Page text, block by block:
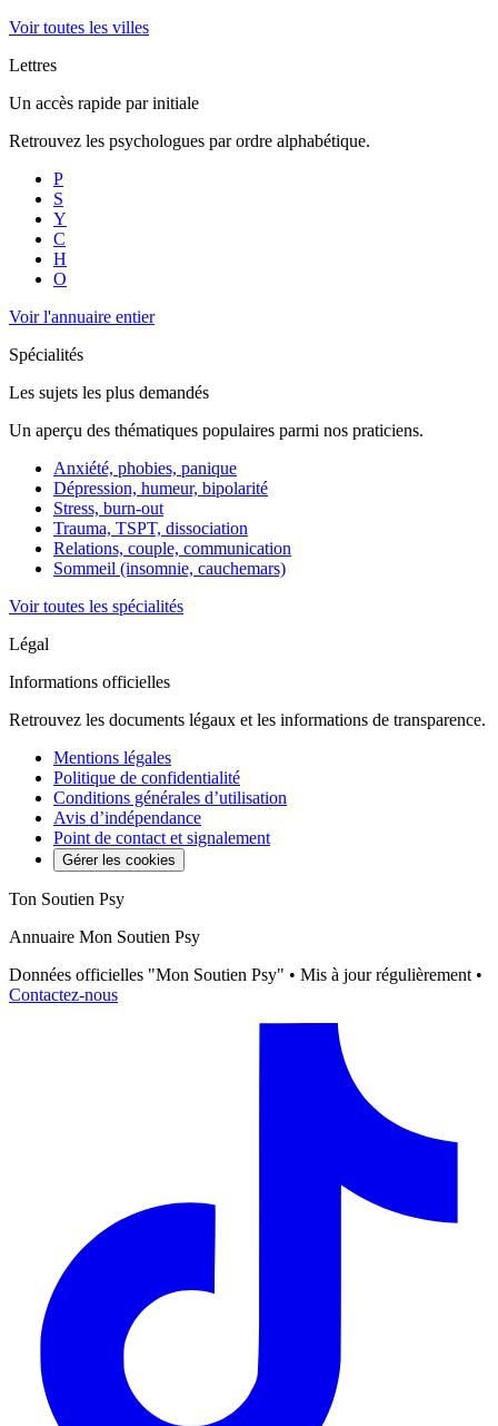
Voir toutes les villes
Lettres
Un accès rapide par initiale
Retrouvez les psychologues par ordre alphabétique.
P
S
Y
C
H
O
Voir l'annuaire entier
Spécialités
Les sujets les plus demandés
Un aperçu des thématiques populaires parmi nos praticiens.
Anxiété, phobies, panique
Dépression, humeur, bipolarité
Stress, burn-out
Trauma, TSPT, dissociation
Relations, couple, communication
Sommeil (insomnie, cauchemars)
Voir toutes les spécialités
Légal
Informations officielles
Retrouvez les documents légaux et les informations de transparence.
Mentions légales
Politique de confidentialité
Conditions générales d’utilisation
Avis d’indépendance
Point de contact et signalement
Gérer les cookies
Ton Soutien Psy
Annuaire Mon Soutien Psy
Données officielles "Mon Soutien Psy" • Mis à jour régulièrement •
Contactez-nous